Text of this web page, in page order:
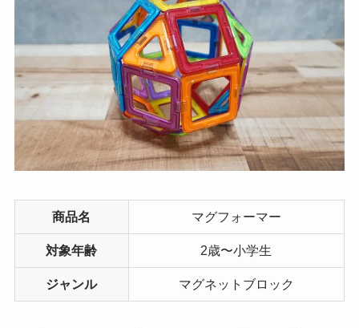
商品名 マグフォーマー
対象年齢 2歳〜小学生
ジャンル マグネットブロック